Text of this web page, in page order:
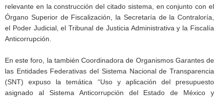
relevante en la construcción del citado sistema, en conjunto con el
Órgano Superior de Fiscalización, la Secretaría de la Contraloría,
el Poder Judicial, el Tribunal de Justicia Administrativa y la Fiscalía
Anticorrupción.
En este foro, la también Coordinadora de Organismos Garantes de
las Entidades Federativas del Sistema Nacional de Transparencia
(SNT) expuso la temática “Uso y aplicación del presupuesto
asignado al Sistema Anticorrupción del Estado de México y